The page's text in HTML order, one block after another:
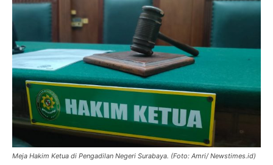
Meja Hakim Ketua di Pengadilan Negeri Surabaya. (Foto: Amri/ Newstimes.id)